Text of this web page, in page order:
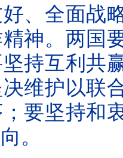
、全面战
神。两国
持互利共
维护以联
要坚持和
。